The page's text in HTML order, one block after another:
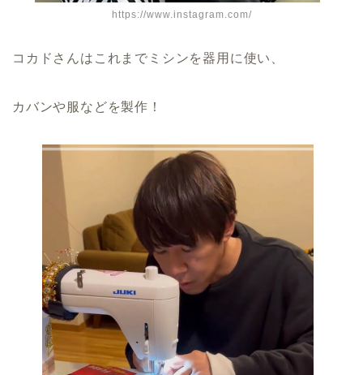
https://www.instagram.com/
コカドさんはこれまでミシンを器用に使い、
カバンや服などを製作！